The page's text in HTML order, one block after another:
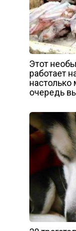
Этот
работает
настолько
очередь